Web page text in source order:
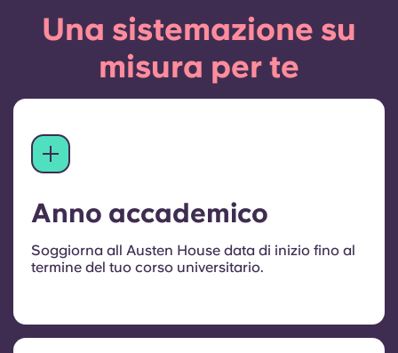
Una sistemazione su
misura per te
Anno accademico
Soggiorna all Austen House data di inizio fino al
termine del tuo corso universitario.